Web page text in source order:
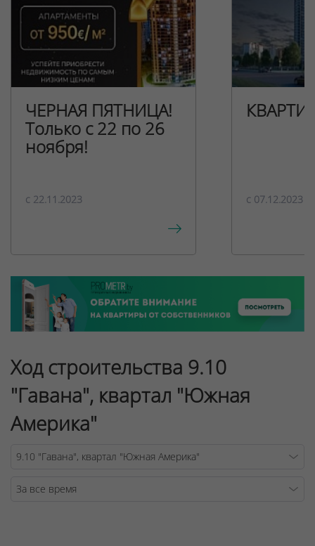
ЧЕРНАЯ ПЯТНИЦА!
Только с 22 по 26
ноября!
c 22.11.2023 c 07.12.2023
Ход строительства 9.10
"Гавана", квартал "Южная
Америка"